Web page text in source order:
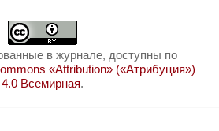
в журнале, доступны по
«Attribution» («Атрибуция»)
4.0 Всемирная.